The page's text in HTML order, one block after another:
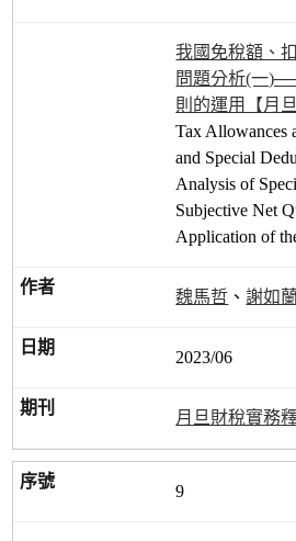
我國免稅額、
問題分析(一
則的運用【月
Tax Allowances
and Special
Analysis of
Subjective Net
Application of
魏馬哲 、 謝如蘭
2023/06
月旦財稅實務
9